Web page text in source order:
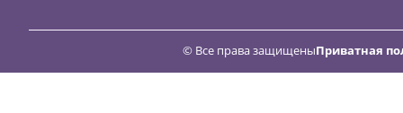
© Все права защищеныПриватная